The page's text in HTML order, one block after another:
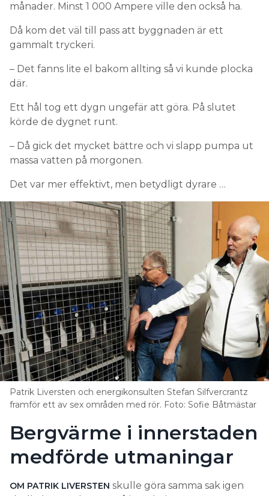
månader. Minst 1 000 Ampere ville den också ha.
Då kom det väl till pass att byggnaden är ett
gammalt tryckeri.
– Det fanns lite el bakom allting så vi kunde plocka
där.
Ett hål tog ett dygn ungefär att göra. På slutet
körde de dygnet runt.
– Då gick det mycket bättre och vi slapp pumpa ut
massa vatten på morgonen.
Det var mer effektivt, men betydligt dyrare …
Patrik Liversten och energikonsulten Stefan Silfvercrantz
framför ett av sex områden med rör. Foto: Sofie Båtmästar
Bergvärme i innerstaden
medförde utmaningar
OM PATRIK LIVERSTEN skulle göra samma sak igen